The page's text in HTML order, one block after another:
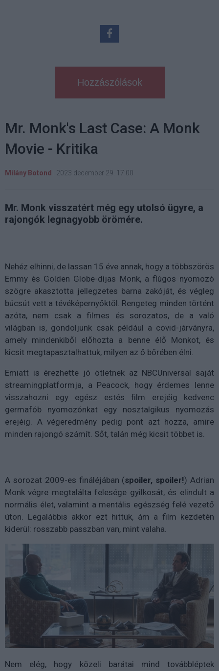
Hozzászólások
Mr. Monk's Last Case: A Monk
Movie - Kritika
Milány Botond 2023 december 29. 17:00
Mr. Monk visszatért még egy utolsó ügyre, a
rajongók legnagyobb örömére.
Nehéz elhinni, de lassan 15 éve annak, hogy a többszörös
Emmy és Golden Globe-díjas Monk, a flúgos nyomozó
szögre akasztotta jellegzetes barna zakóját, és végleg
búcsút vett a tévéképernyőktől. Rengeteg minden történt
azóta, nem csak a filmes és sorozatos, de a való
világban is, gondoljunk csak például a covid-járványra,
amely mindenkiből előhozta a benne élő Monkot, és
kicsit megtapasztalhattuk, milyen az ő bőrében élni.
Emiatt is érezhette jó ötletnek az NBCUniversal saját
streamingplatformja, a Peacock, hogy érdemes lenne
visszahozni egy egész estés film erejéig kedvenc
germafób nyomozónkat egy nosztalgikus nyomozás
erejéig. A végeredmény pedig pont azt hozza, amire
minden rajongó számít. Sőt, talán még kicsit többet is.
A sorozat 2009-es fináléjában (spoiler, spoiler!) Adrian
Monk végre megtalálta felesége gyilkosát, és elindult a
normális élet, valamint a mentális egészség felé vezető
úton. Legalábbis akkor ezt hittük, ám a film kezdetén
kiderül: rosszabb passzban van, mint valaha.
Nem elég, hogy közeli barátai mind továbbléptek